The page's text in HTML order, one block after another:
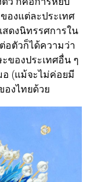
องแต่ละประเทศ
สดงนิทรรศการใน
อตัวก็ได้ความว่า
ของประเทศอื่น ๆ
อ (แม้จะไม่ค่อยมี
องไทยด้วย